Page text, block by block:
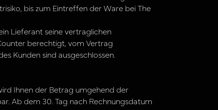
bis zum Eintreffen der Ware bei The
Lieferant seine vertraglichen
berechtigt, vom Vertrag
Kunden sind ausgeschlossen.
Ihnen der Betrag umgehend der
Ab dem 30. Tag nach Rechnungsdatum